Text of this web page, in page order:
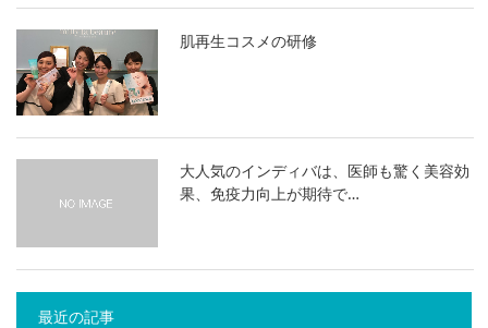
肌再生コスメの研修
大人気のインディバは、医師も驚く美容効
果、免疫力向上が期待で…
最近の記事